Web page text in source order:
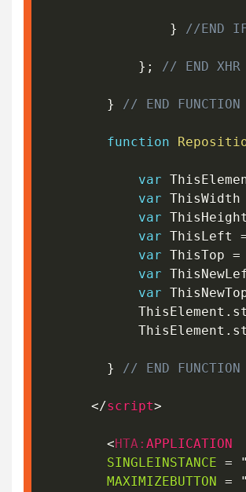
} //END
} ; // END XHR
} // END FUNCTION
function
var
var ThisWidth
var
var ThisLeft
var ThisTop =
var
var
			ThisElement
.
			ThisElement
.
} // END FUNCTION
</script>
<HTA: APPLICATION
SINGLEINSTANCE = "
MAXIMIZEBUTTON = "